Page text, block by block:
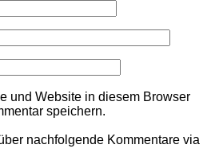
und Website in diesem Browser
speichern.
nachfolgende Kommentare via